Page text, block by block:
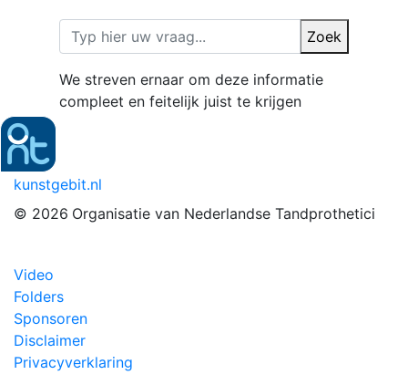
Zoek
We streven ernaar om deze informatie
compleet en feitelijk juist te krijgen
kunstgebit.nl
© 2026 Organisatie van Nederlandse Tandprothetici
Video
Folders
Sponsoren
Disclaimer
Privacyverklaring